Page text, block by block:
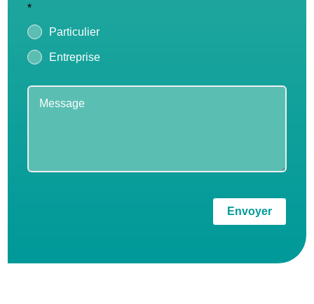
*
Particulier
Entreprise
Envoyer